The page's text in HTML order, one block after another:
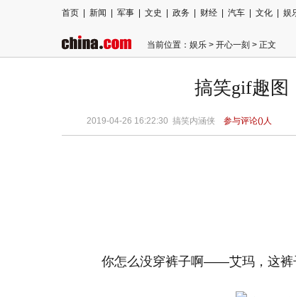
首页 新闻 军事 文史 政务 财经 汽车 文化 娱
当前位置： 娱乐 > 开心一刻 > 正文
搞笑gif趣图
2019-04-26 16:22:30 搞笑内涵侠 参与评论()人
你怎么没穿裤子啊——艾玛，这裤